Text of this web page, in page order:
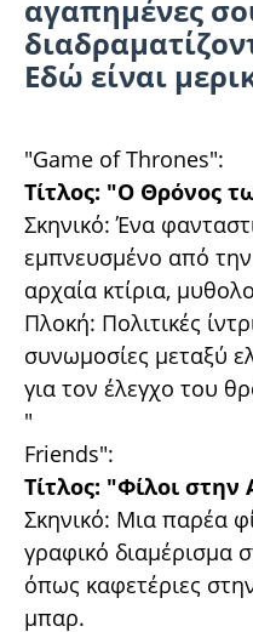
αγαπημένες
Εδώ είναι
"Game of Thrones":
Τίτλος: "Ο Θρόνος
Σκηνικό: Ένα
εμπνευσμένο από
αρχαία κτίρια,
Πλοκή: Πολιτικές
συνωμοσίες μεταξύ
για τον έλεγχο του
"
Friends":
Τίτλος: "Φίλοι στην
Σκηνικό: Μια παρέα
γραφικό διαμέρισμα
όπως καφετέριες
μπαρ.